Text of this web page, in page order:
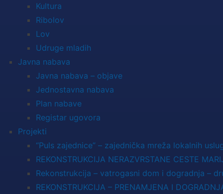
Kultura
Ribolov
Lov
Udruge mladih
Javna nabava
Javna nabava – objave
Jednostavna nabava
Plan nabave
Registar ugovora
Projekti
“Puls zajednice” – zajednička mreža lokalnih
REKONSTRUKCIJA NERAZVRSTANE CESTE
Rekonstrukcija – vatrogasni dom i dogradnja –
REKONSTRUKCIJA – PRENAMJENA I